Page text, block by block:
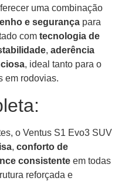
uma combinação
e segurança para
com tecnologia de
, aderência
, ideal tanto para o
em rodovias.
o Ventus S1 Evo3 SUV
, conforto de
consistente em todas
reforçada e